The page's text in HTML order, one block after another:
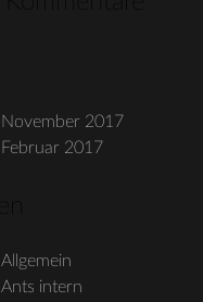
November 2017
Februar 2017
Allgemein
Ants intern